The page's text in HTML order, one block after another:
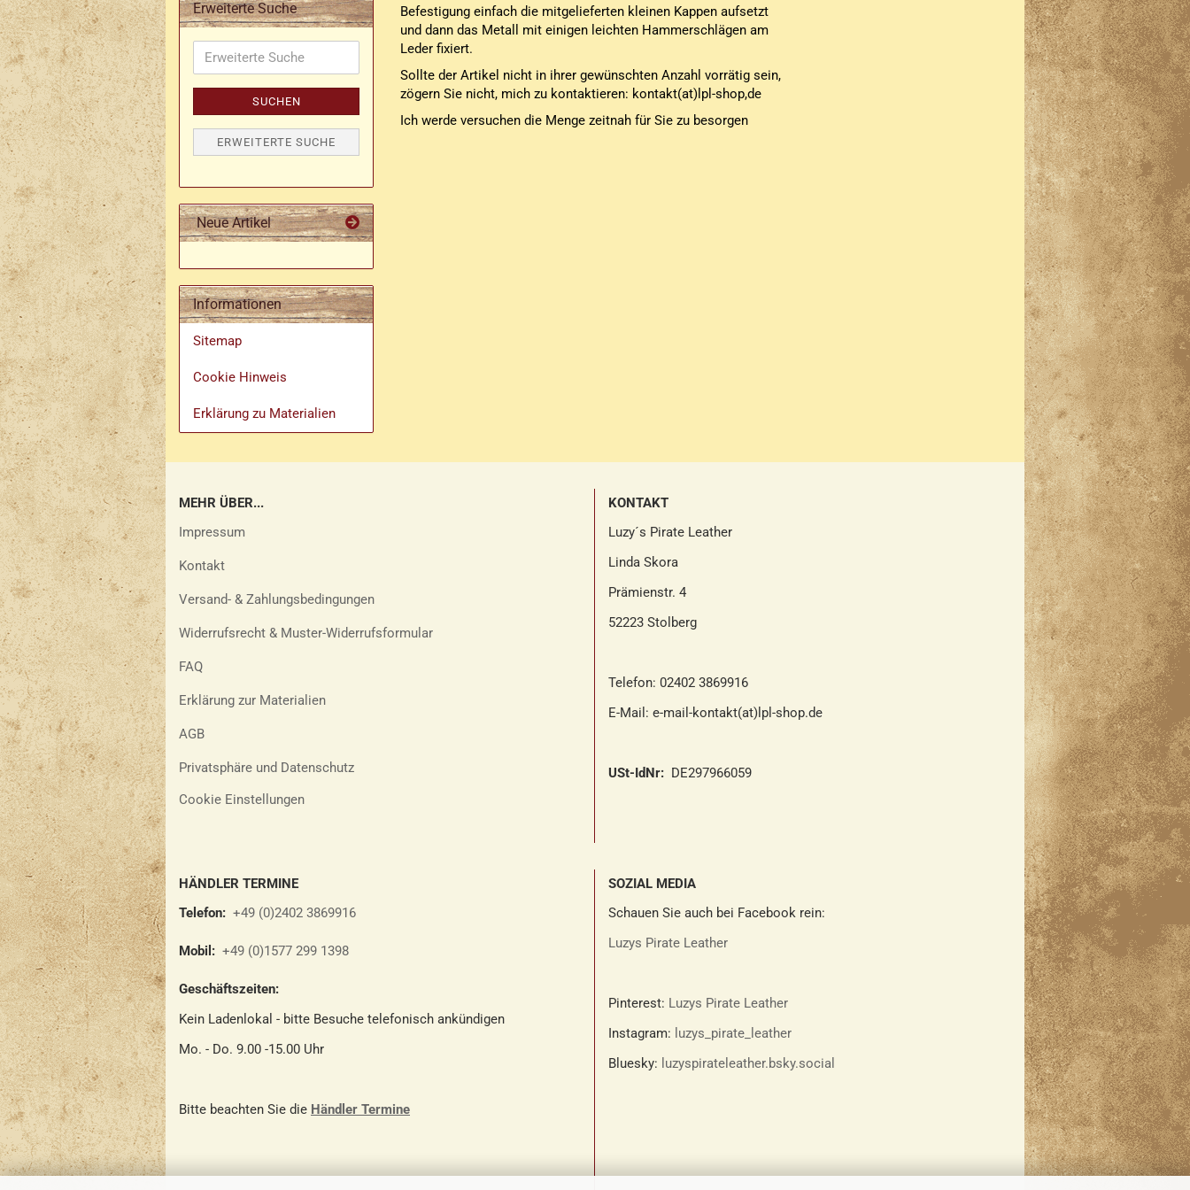
Damen Ringe
Motiv Ringe
Batterie betriebene Uhren
Mechanische Uhren
Befestigung einfach die mitgelieferten kleinen Kappen aufsetzt
und dann das Metall mit einigen leichten Hammerschlägen am
Leder fixiert.
Sollte der Artikel nicht in ihrer gewünschten Anzahl vorrätig sein,
zögern Sie nicht, mich zu kontaktieren: kontakt(at)lpl-shop,de
Ich werde versuchen die Menge zeitnah für Sie zu besorgen
Erweiterte Suche
Erweiterte
Suche
SUCHEN
ERWEITERTE SUCHE
Neue Artikel
Informationen
Sitemap
Cookie Hinweis
Erklärung zu Materialien
MEHR ÜBER...
Impressum
Kontakt
Versand- & Zahlungsbedingungen
Widerrufsrecht & Muster-Widerrufsformular
FAQ
Erklärung zur Materialien
AGB
Privatsphäre und Datenschutz
Cookie Einstellungen
KONTAKT
Luzy´s Pirate Leather
Linda Skora
Prämienstr. 4
52223 Stolberg
Telefon: 02402 3869916
E-Mail: e-mail-kontakt(at)lpl-shop.de
USt-IdNr: DE297966059
HÄNDLER TERMINE
Telefon: +49 (0)2402 3869916
Mobil: +49 (0)1577 299 1398
Geschäftszeiten:
Kein Ladenlokal - bitte Besuche telefonisch ankündigen
Mo. - Do. 9.00 -15.00 Uhr
Bitte beachten Sie die Händler Termine
SOZIAL MEDIA
Schauen Sie auch bei Facebook rein:
Luzys Pirate Leather
Pinterest: Luzys Pirate Leather
Instagram: luzys_pirate_leather
Bluesky: luzyspirateleather.bsky.social